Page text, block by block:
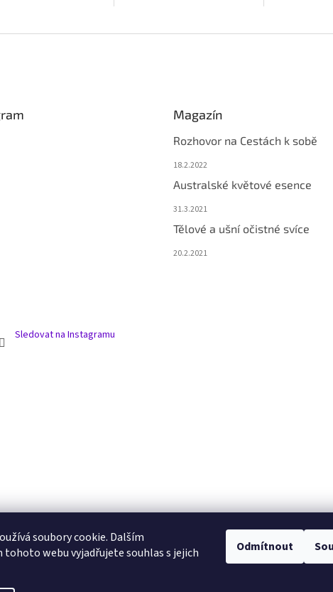
soubory cookie. Dalším
tohoto webu vyjadřujete souhlas s jejich
Odmítnout
který...
Sledovat na Instagramu
Magazín
Rozhovor na Cestách k sobě
18.2.2022
Australské květové esence
31.3.2021
Tělové a ušní očistné svíce
20.2.2021